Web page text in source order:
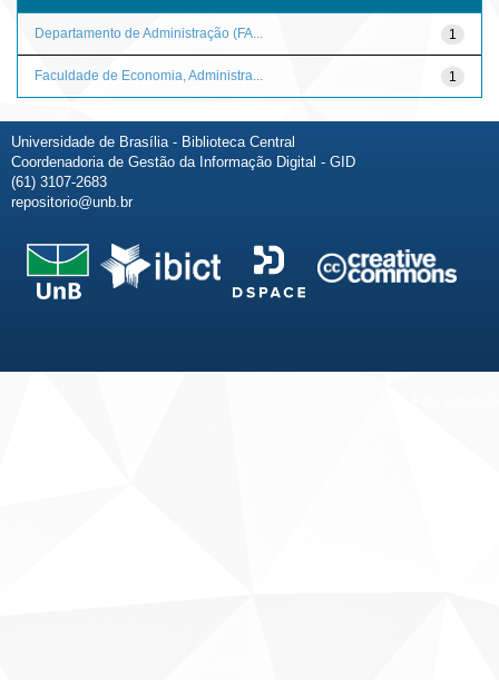
1
Departamento de Administração (FA...
1
Faculdade de Economia, Administra...
Universidade de Brasília - Biblioteca Central
Coordenadoria de Gestão da Informação Digital - GID
(61) 3107-2683
repositorio@unb.br